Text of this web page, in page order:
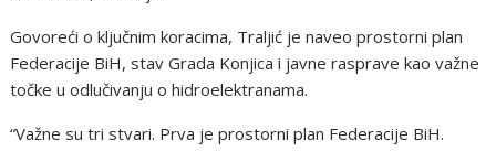
Govoreći o ključnim koracima, Traljić je naveo prostorni plan
Federacije BiH, stav Grada Konjica i javne rasprave kao važne
točke u odlučivanju o hidroelektranama.
“Važne su tri stvari. Prva je prostorni plan Federacije BiH.